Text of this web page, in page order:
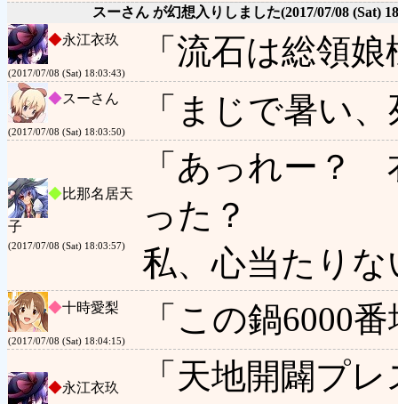
スーさん が幻想入りしました(2017/07/08 (Sat)
◆永江衣玖
(2017/07/08 (Sat) 18:03:43)
「流石は総領
◆スーさん
(2017/07/08 (Sat) 18:03:50)
「まじで暑い
◆比那名居天
子
(2017/07/08 (Sat) 18:03:57)
「あっれー？
った？
私、心当たり
◆十時愛梨
(2017/07/08 (Sat) 18:04:15)
「この鍋6000
◆永江衣玖
「天地開闢プ